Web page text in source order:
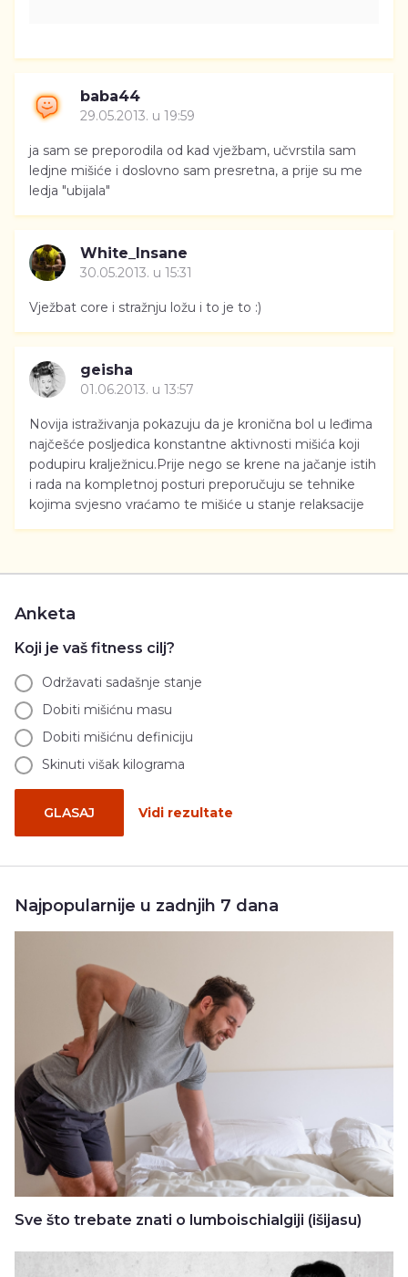
baba44
29.05.2013. u 19:59
ja sam se preporodila od kad vježbam, učvrstila sam
ledjne mišiće i doslovno sam presretna, a prije su me
ledja "ubijala"
White_Insane
30.05.2013. u 15:31
Vježbat core i stražnju ložu i to je to :)
geisha
01.06.2013. u 13:57
Novija istraživanja pokazuju da je kronična bol u leđima
najčešće posljedica konstantne aktivnosti mišića koji
podupiru kralježnicu.Prije nego se krene na jačanje istih
i rada na kompletnoj posturi preporučuju se tehnike
kojima svjesno vraćamo te mišiće u stanje relaksacije
Anketa
Koji je vaš fitness cilj?
Održavati sadašnje stanje
Dobiti mišićnu masu
Dobiti mišićnu definiciju
Skinuti višak kilograma
GLASAJ Vidi rezultate
Najpopularnije u zadnjih 7 dana
Sve što trebate znati o lumboischialgiji (išijasu)